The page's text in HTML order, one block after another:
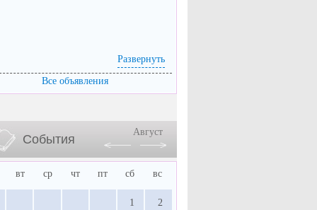
Развернуть
Все объявления
События
Август
вт ср чт пт сб вс
1 2